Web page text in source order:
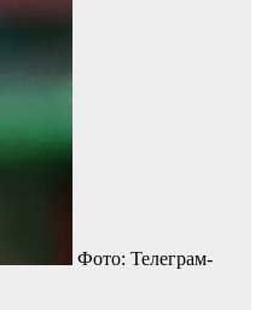
Фото: Телеграм-